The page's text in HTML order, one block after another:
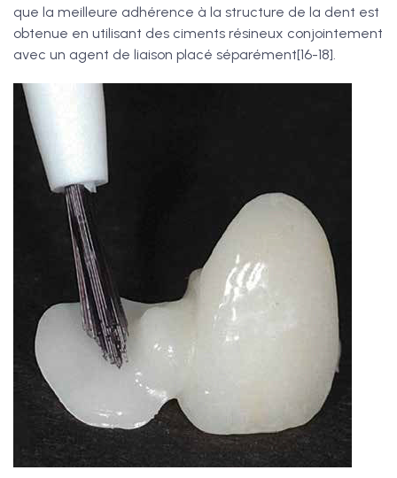
que la meilleure adhérence à la structure de la dent est
obtenue en utilisant des ciments résineux conjointement
avec un agent de liaison placé séparément[16-18].